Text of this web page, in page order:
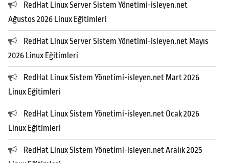
RedHat Linux Server Sistem Yönetimi-isleyen.net
Ağustos 2026 Linux Eğitimleri
RedHat Linux Server Sistem Yönetimi-isleyen.net Mayıs
2026 Linux Eğitimleri
RedHat Linux Sistem Yönetimi-isleyen.net Mart 2026
Linux Eğitimleri
RedHat Linux Sistem Yönetimi-isleyen.net Ocak 2026
Linux Eğitimleri
RedHat Linux Sistem Yönetimi-isleyen.net Aralık 2025